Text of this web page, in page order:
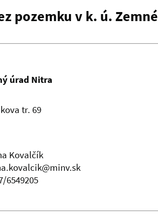
pozemku v k. ú. Zemné
úrad Nitra
tr. 69
Kovalčík
6549205